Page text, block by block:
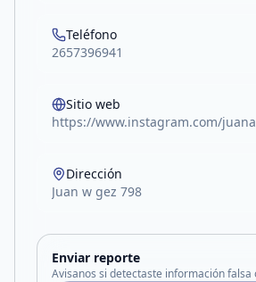
Teléfono
2657396941
Sitio web
https://www.instagram.com/
Dirección
Juan w gez 798
Enviar reporte
Avisanos si detectaste información falsa